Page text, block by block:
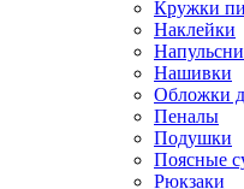
Кружки
Наклейки
Нашивки
Обложки
Пеналы
Подушки
Поясные
Рюкзаки